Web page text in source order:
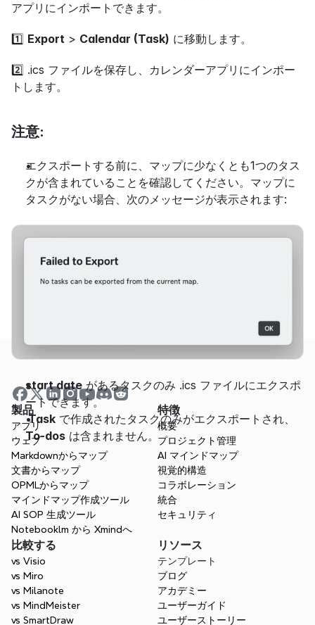
アプリにインポートできます。
1️⃣ Export > Calendar (Task) に移動します。
2️⃣ .ics ファイルを保存し、カレンダーアプリにインポー
トします。
注意:
エクスポートする前に、マップに少なくとも1つのタス
クが含まれていることを確認してください。マップに
タスクがない場合、次のメッセージが表示されます:
start date があるタスクのみ .ics ファイルにエクスポ
ートできます。
Task で作成されたタスクのみがエクスポートされ、
To-dos は含まれません。
製品
アプリ
ウェブ
Markdownからマップ
文書からマップ
OPMLからマップ
マインドマップ作成ツール
AI SOP 生成ツール
Notebooklm から Xmindへ
特徴
概要
プロジェクト管理
AI マインドマップ
視覚的構造
コラボレーション
統合
セキュリティ
比較する
vs Visio
vs Miro
vs Milanote
vs MindMeister
vs SmartDraw
リソース
テンプレート
ブログ
アカデミー
ユーザーガイド
ユーザーストーリー